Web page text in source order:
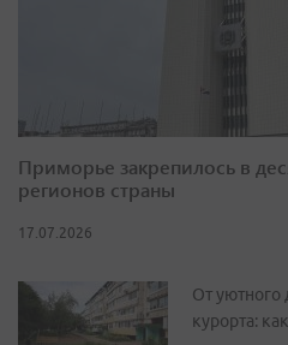
Приморье закрепилось в
регионов страны
17.07.2026
От уютного
курорта: